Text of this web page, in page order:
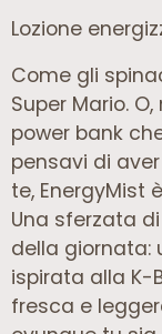
Lozione
Come gli
Super Mario.
power bank
pensavi di
te, EnergyMist
Una sferzata
della giornata:
ispirata alla K-
fresca e